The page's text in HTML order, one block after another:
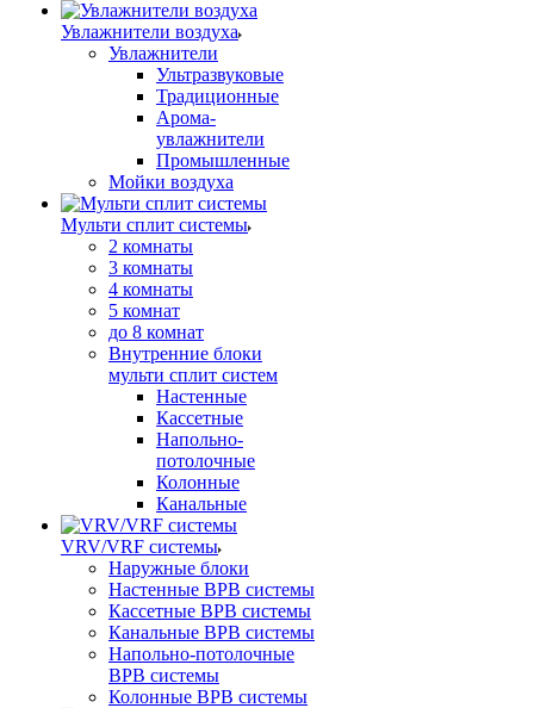
Увлажнители воздуха
Увлажнители
Ультразвуковые
Традиционные
Арома-
увлажнители
Промышленные
Мойки воздуха
Мульти сплит системы
2 комнаты
3 комнаты
4 комнаты
5 комнат
до 8 комнат
Внутренние блоки
мульти сплит систем
Настенные
Кассетные
Напольно-
потолочные
Колонные
Канальные
VRV/VRF системы
Наружные блоки
Настенные ВРВ системы
Кассетные ВРВ системы
Канальные ВРВ системы
Напольно-потолочные
ВРВ системы
Колонные ВРВ системы